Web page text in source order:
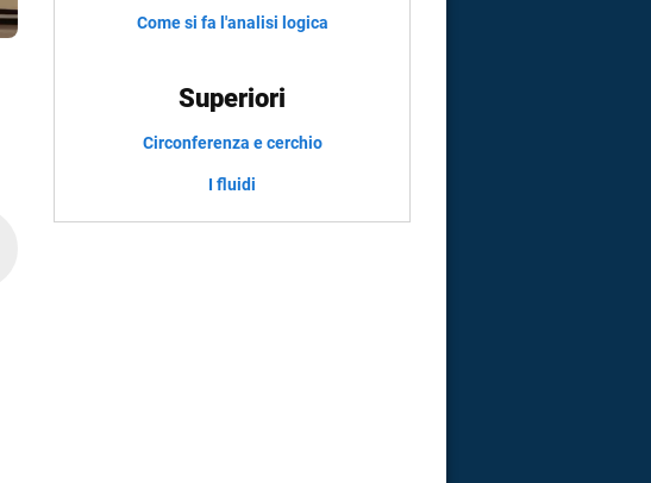
Come si fa l'analisi logica
Superiori
Circonferenza e cerchio
I fluidi